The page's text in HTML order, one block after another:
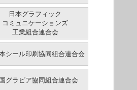
日本グラフィック
コミュニケーションズ
工業組合連合会
シール印刷協同組合連合会
グラビア協同組合連合会